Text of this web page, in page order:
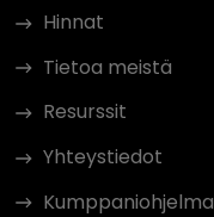
Hinnat
Tietoa meistä
Resurssit
Yhteystiedot
Kumppaniohjelma